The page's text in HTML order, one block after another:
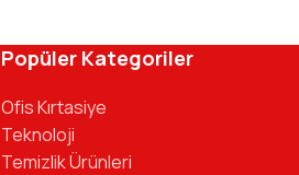
Popüler Kategoriler
Ofis Kırtasiye
Teknoloji
Temizlik Ürünleri